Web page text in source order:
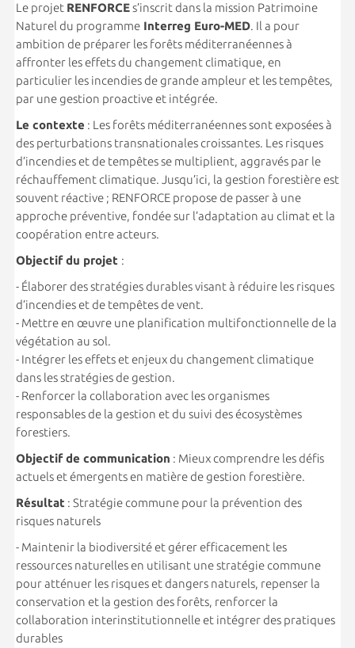
Le projet RENFORCEs’inscrit dans la mission Patrimoine
Naturel du programmeInterreg Euro-MED. Il a pour
ambition de préparer les forêts méditerranéennes à
affronter les effets du changement climatique, en
particulier les incendies de grande ampleur et les tempêtes,
par une gestion proactive et intégrée.
Le contexte : Les forêts méditerranéennes sont exposées à
des perturbations transnationales croissantes. Les risques
d’incendies et de tempêtes se multiplient, aggravés par le
réchauffement climatique. Jusqu’ici, la gestion forestière est
souvent réactive ; RENFORCE propose de passer à une
approche préventive, fondée sur l’adaptation au climat et la
coopération entre acteurs.
Objectif du projet :
- Élaborer des stratégies durables visant à réduire les risques
d’incendies et de tempêtes de vent.
- Mettre en œuvre une planification multifonctionnelle de la
végétation au sol.
- Intégrer les effets et enjeux du changement climatique
dans les stratégies de gestion.
- Renforcer la collaboration avec les organismes
responsables de la gestion et du suivi des écosystèmes
forestiers.
Objectif de communication : Mieux comprendre les défis
actuels et émergents en matière de gestion forestière.
Résultat : Stratégie commune pour la prévention des
risques naturels
- Maintenir la biodiversité et gérer efficacement les
ressources naturelles en utilisant une stratégie commune
pour atténuer les risques et dangers naturels, repenser la
conservation et la gestion des forêts, renforcer la
collaboration interinstitutionnelle et intégrer des pratiques
durables